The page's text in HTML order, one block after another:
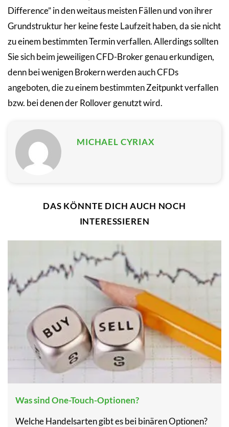
Difference” in den weitaus meisten Fällen und von ihrer
Grundstruktur her keine feste Laufzeit haben, da sie nicht
zu einem bestimmten Termin verfallen. Allerdings sollten
Sie sich beim jeweiligen CFD-Broker genau erkundigen,
denn bei wenigen Brokern werden auch CFDs
angeboten, die zu einem bestimmten Zeitpunkt verfallen
bzw. bei denen der Rollover genutzt wird.
MICHAEL CYRIAX
DAS KÖNNTE DICH AUCH NOCH
INTERESSIEREN
Was sind One-Touch-Optionen?
Welche Handelsarten gibt es bei binären Optionen?